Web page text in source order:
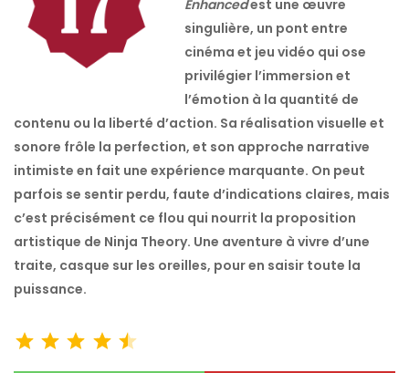
Enhancedest une œuvre
singulière, un pont entre
cinéma et jeu vidéo qui ose
privilégier l’immersion et
l’émotion à la quantité de
contenu ou la liberté d’action. Sa réalisation visuelle et
sonore frôle la perfection, et son approche narrative
intimiste en fait une expérience marquante. On peut
parfois se sentir perdu, faute d’indications claires, mais
c’est précisément ce flou qui nourrit la proposition
artistique de Ninja Theory. Une aventure à vivre d’une
traite, casque sur les oreilles, pour en saisir toute la
puissance.
⭐⭐⭐ ⭐⭐